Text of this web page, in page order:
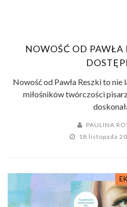
NOWOŚĆ OD PAWŁA
Nowość od Pawła Reszki to
miłośników twórczości
PAULINA
18 listopada